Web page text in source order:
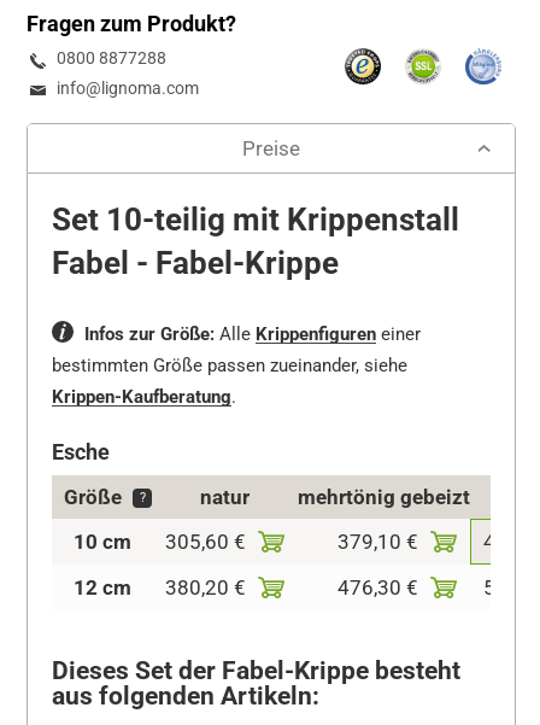
Fragen zum Produkt?
0800 8877288
info@lignoma.com
Preise
Set 10-teilig mit Krippenstall
Fabel - Fabel-Krippe
Infos zur Größe: Alle Krippenfiguren einer
bestimmten Größe passen zueinander, siehe
Krippen-Kaufberatung.
Esche
Größe ? natur mehrtönig gebeizt
10 cm
305,60 € 379,10 €
12 cm
380,20 € 476,30 €
Dieses Set der Fabel-Krippe besteht
aus folgenden Artikeln: